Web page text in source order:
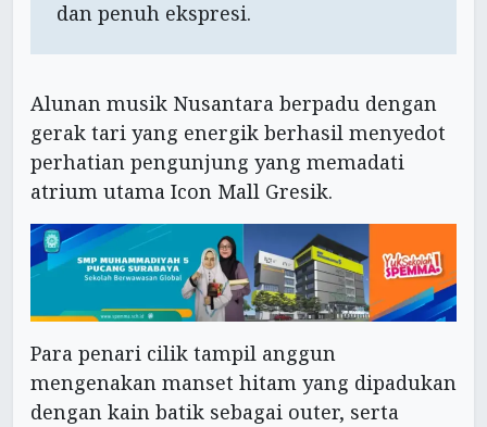
dan penuh ekspresi.
Alunan musik Nusantara berpadu dengan
gerak tari yang energik berhasil menyedot
perhatian pengunjung yang memadati
atrium utama Icon Mall Gresik.
Para penari cilik tampil anggun
mengenakan manset hitam yang dipadukan
dengan kain batik sebagai outer, serta